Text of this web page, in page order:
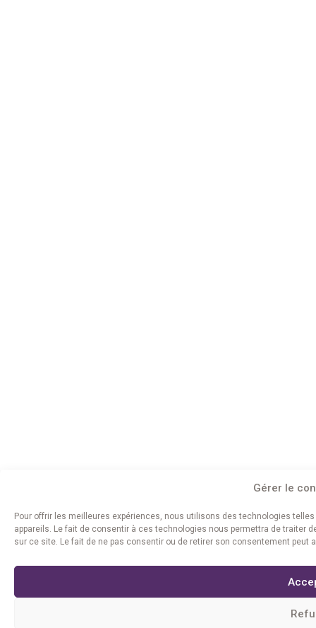
Gérer le
Pour offrir les meilleures expériences, nous utilisons des technologies
appareils. Le fait de consentir à ces technologies nous permettra de traiter
sur ce site. Le fait de ne pas consentir ou de retirer son consentement